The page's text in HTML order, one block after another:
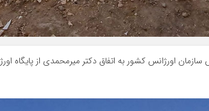
سازمان اورژانس کشور به اتفاق دکتر میرمحمدی از پایگاه